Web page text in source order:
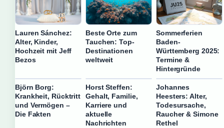
Lauren Sánchez:
Alter, Kinder,
Hochzeit mit Jeff
Bezos
Beste Orte zum
Tauchen: Top-
Destinationen
weltweit
Sommerferien
Baden-
Württemberg 2025:
Termine &
Hintergründe
Björn Borg:
Krankheit, Rücktritt
und Vermögen –
Die Fakten
Horst Steffen:
Gehalt, Familie,
Karriere und
aktuelle
Nachrichten
Johannes
Heesters: Alter,
Todesursache,
Raucher & Simone
Rethel